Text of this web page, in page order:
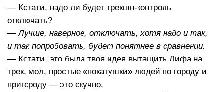
— Кстати, надо ли будет трекшн-контроль
отключать?
— Лучше, наверное, отключать, хотя надо и так,
и так попробовать, будет понятнее в сравнении.
— Кстати, это была твоя идея вытащить Лифа на
трек, мол, простые «покатушки» людей по городу и
пригороду — это скучно.